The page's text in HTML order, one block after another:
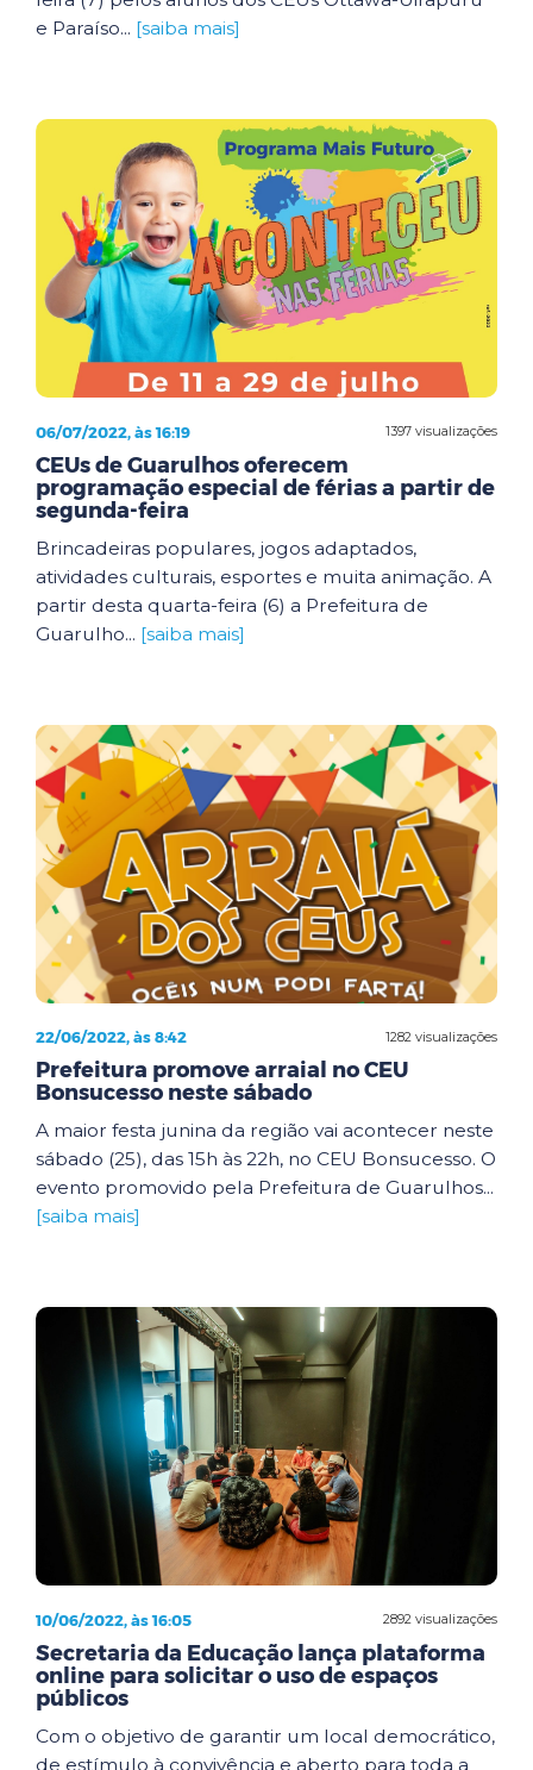
e Paraíso... [saiba mais]
1397 visualizações
06/07/2022, às 16:19
CEUs de Guarulhos oferecem
programação especial de férias a partir de
segunda-feira
Brincadeiras populares, jogos adaptados,
atividades culturais, esportes e muita animação. A
partir desta quarta-feira (6) a Prefeitura de
Guarulho... [saiba mais]
1282 visualizações
22/06/2022, às 8:42
Prefeitura promove arraial no CEU
Bonsucesso neste sábado
A maior festa junina da região vai acontecer neste
sábado (25), das 15h às 22h, no CEU Bonsucesso. O
evento promovido pela Prefeitura de Guarulhos...
[saiba mais]
2892 visualizações
10/06/2022, às 16:05
Secretaria da Educação lança plataforma
online para solicitar o uso de espaços
públicos
Com o objetivo de garantir um local democrático,
de estímulo à convivência e aberto para toda a